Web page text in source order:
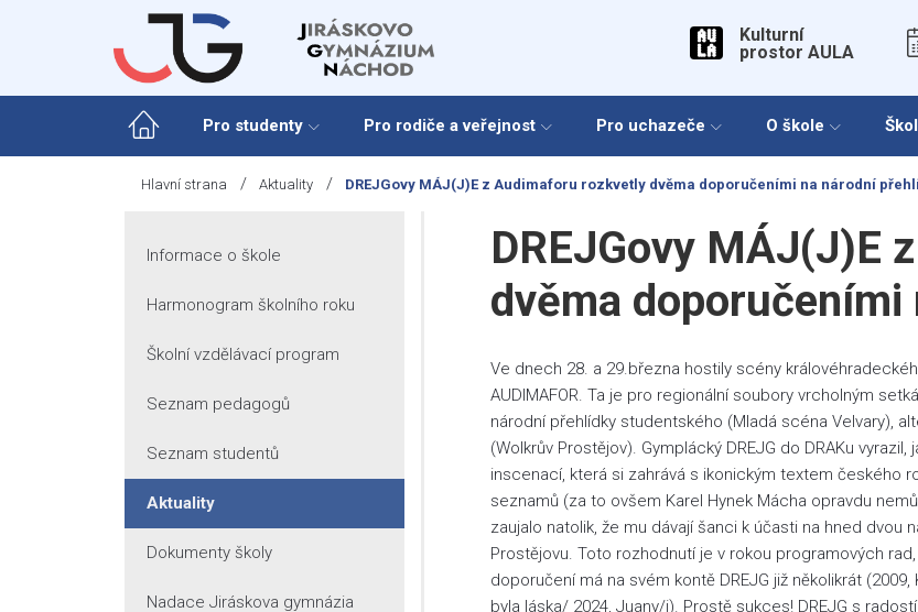
Kulturní
prostor AULA
Pro studenty Pro rodiče a veřejnost Pro uchazeče O škole
Hlavní strana / Aktuality / DREJGovy MÁJ(J)E z Audimaforu rozkvetly dvěma doporučeními na národní
DREJGovy MÁJ(J)E
dvěma
Ve dnech 28. a 29.března hostily scény
AUDIMAFOR. Ta je pro regionální soubory vrcholným
národní přehlídky studentského (Mladá scéna Velvary),
(Wolkrův Prostějov). Gymplácký DREJG do DRAKu
inscenací, která si zahrává s ikonickým textem českého
seznamů (za to ovšem Karel Hynek Mácha opravdu
zaujalo natolik, že mu dávají šanci k účasti na hned dvou
Prostějovu. Toto rozhodnutí je v rokou programových
doporučení má na svém kontě DREJG již několikrát
byla láska/ 2024, Juany/i). Prostě sukces! DREJG s
Informace o škole
Harmonogram školního roku
Školní vzdělávací program
Seznam pedagogů
Seznam studentů
Aktuality
Dokumenty školy
Nadace Jiráskova gymnázia